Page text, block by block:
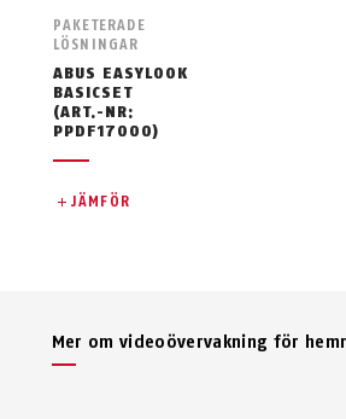
PAKETERADE
LÖSNINGAR
ABUS EASYLOOK
BASICSET
(ART.-NR:
PPDF17000)
JÄMFÖR
Mer om videoövervakning för